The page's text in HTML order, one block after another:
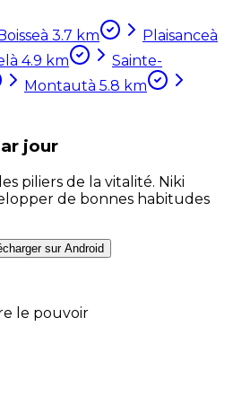
à 3.7 km Plaisanceà
à 4.9 km
Sainte-
Montautà 5.8 km
jour
piliers de la vitalité. Niki
de bonnes habitudes
sur Android
le pouvoir